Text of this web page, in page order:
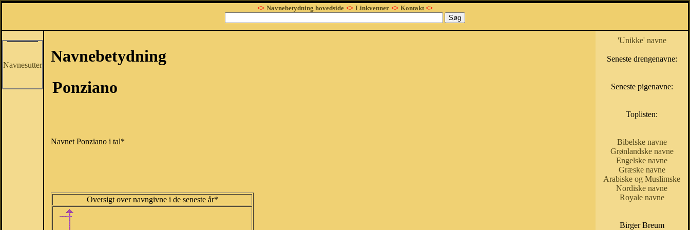
<> Navnebetydning hovedside <> Linkvenner <> Kontakt<>
Navnesutter
Navnebetydning
Ponziano
Navnet Ponziano i tal*
Oversigt over navngivne i de seneste år*
'Unikke' navne
Seneste drengenavne:
Seneste pigenavne:
Toplisten:
Bibelske navne
Grønlandske navne
Engelske navne
Græske navne
Arabiske og Muslimske
Nordiske navne
Royale navne
Birger Breum